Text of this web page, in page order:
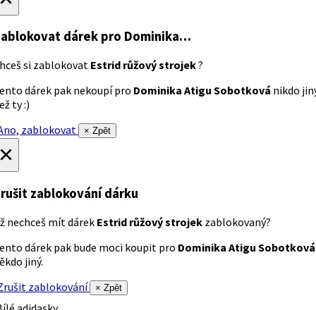
dárek pro Dominika…
si zablokovat Estrid růžový strojek?
dárek pak nekoupí pro Dominika Atigu Sobotková nikdo
ty :)
zablokovat
× Zpět
zablokování dárku
nechceš mít dárek Estrid růžový strojek zablokovaný?
dárek pak bude moci koupit pro Dominika Atigu Sobotková
jiný.
zablokování
× Zpět